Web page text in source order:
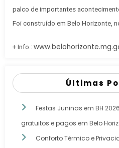
palco de importantes
Foi construído em Belo Horizonte,
+ Info.:
Últimas
Festas Juninas em BH
gratuitos e pagos em Belo
Conforto Térmico e